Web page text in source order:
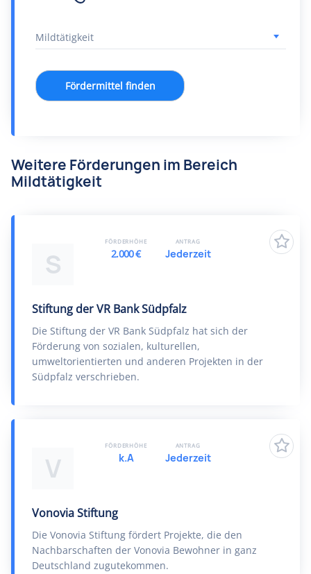
Fördermittel finden
Weitere Förderungen im Bereich
Mildtätigkeit
S
Stiftung der VR Bank Südpfalz
Die Stiftung der VR Bank Südpfalz hat sich der
Förderung von sozialen, kulturellen,
umweltorientierten und anderen Projekten in der
Südpfalz verschrieben.
FÖRDERHÖHE
2.000 €
ANTRAG
Jederzeit
V
Vonovia Stiftung
Die Vonovia Stiftung fördert Projekte, die den
Nachbarschaften der Vonovia Bewohner in ganz
Deutschland zugutekommen.
FÖRDERHÖHE
k.A
ANTRAG
Jederzeit